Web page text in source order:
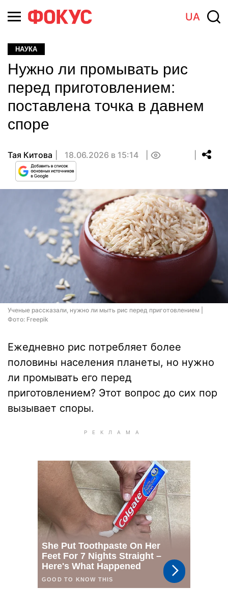
UA
НАУКА
Нужно ли промывать рис
перед приготовлением:
поставлена точка в давнем
споре
Тая Китова 18.06.2026 в 15:14
Ученые рассказали, нужно ли мыть рис перед приготовлением |
Фото: Freepik
Ежедневно рис потребляет более
половины населения планеты, но нужно
ли промывать его перед
приготовлением? Этот вопрос до сих пор
вызывает споры.